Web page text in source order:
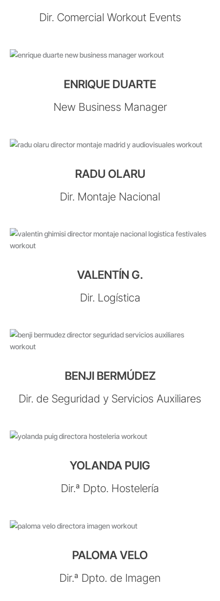
Dir. Comercial Workout Events
ENRIQUE DUARTE
New Business Manager
RADU OLARU
Dir. Montaje Nacional
VALENTÍN G.
Dir. Logística
BENJI BERMÚDEZ
Dir. de Seguridad y Servicios Auxiliares
YOLANDA PUIG
Dir.ª Dpto. Hostelería
PALOMA VELO
Dir.ª Dpto. de Imagen